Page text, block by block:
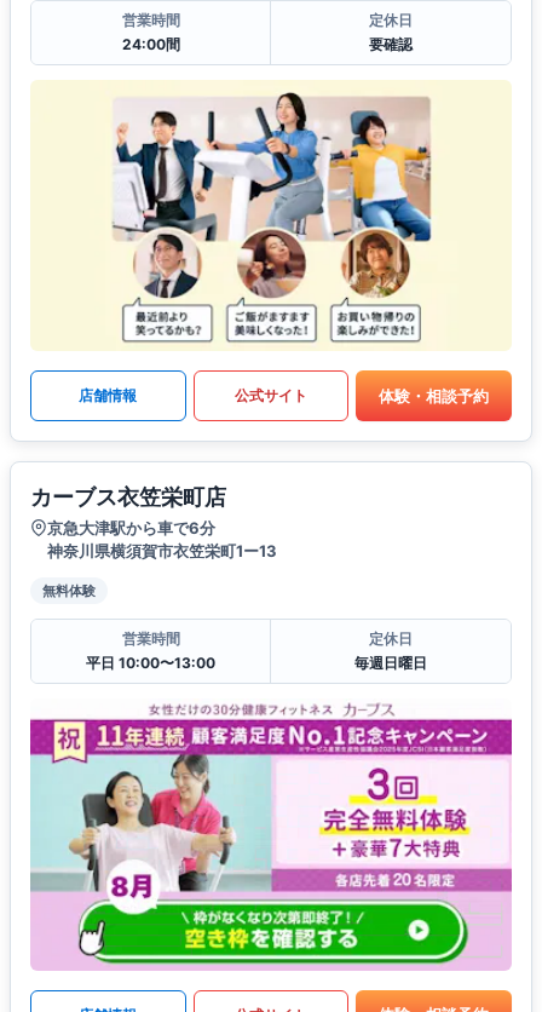
営業時間
24:00間
定休日
要確認
店舗情報 公式サイト 体験・相談予約
カーブス衣笠栄町店
京急大津駅から車で6分
神奈川県横須賀市衣笠栄町1ー13
無料体験
営業時間
平日 10:00〜13:00
定休日
毎週日曜日